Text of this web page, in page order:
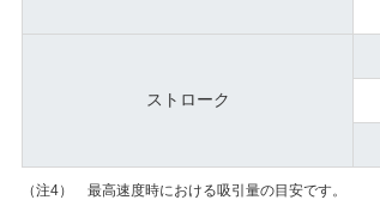
ストローク
（注4） 最高速度時における吸引量の目安です。